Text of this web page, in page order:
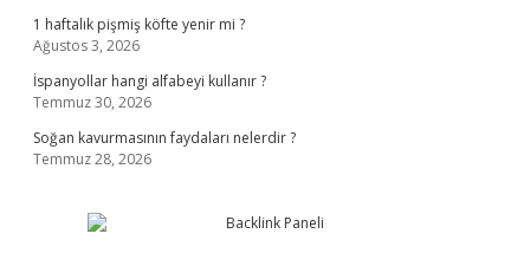
1 haftalık pişmiş köfte yenir mi ?
Ağustos 3, 2026
İspanyollar hangi alfabeyi kullanır ?
Temmuz 30, 2026
Soğan kavurmasının faydaları nelerdir ?
Temmuz 28, 2026